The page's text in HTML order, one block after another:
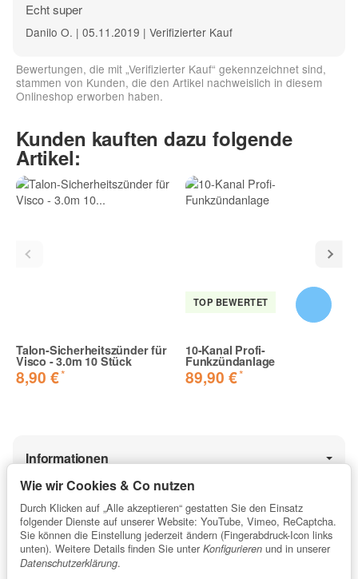
Echt super
Danilo O. | 05.11.2019 | Verifizierter Kauf
Bewertungen, die mit „Verifizierter Kauf“ gekennzeichnet sind,
stammen von Kunden, die den Artikel nachweislich in diesem
Onlineshop erworben haben.
Kunden kauften dazu folgende
Artikel:
Talon-Sicherheitszünder für
Visco - 3.0m 10 Stück
8,90 €*
TOP BEWERTET
10-Kanal Profi-
Funkzündanlage
89,90 €*
Informationen
Gesetzliche Informationen
Wie wir Cookies & Co nutzen
Durch Klicken auf „Alle akzeptieren“ gestatten Sie den Einsatz
folgender Dienste auf unserer Website: YouTube, Vimeo, ReCaptcha.
Sie können die Einstellung jederzeit ändern (Fingerabdruck-Icon links
unten). Weitere Details finden Sie unter Konfigurieren und in unserer
Datenschutzerklärung.